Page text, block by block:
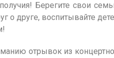
Берегите свои
о друге, воспитывайте
отрывок из